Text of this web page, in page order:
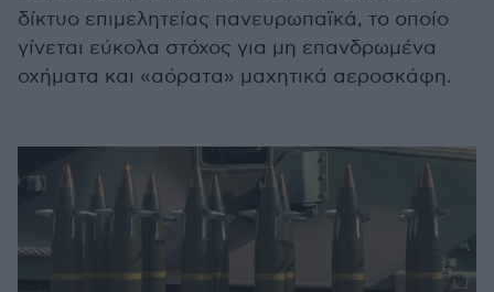
δίκτυο επιμελητείας πανευρωπαϊκά, το οποίο
γίνεται εύκολα στόχος για μη επανδρωμένα
οχήματα και «αόρατα» μαχητικά αεροσκάφη.